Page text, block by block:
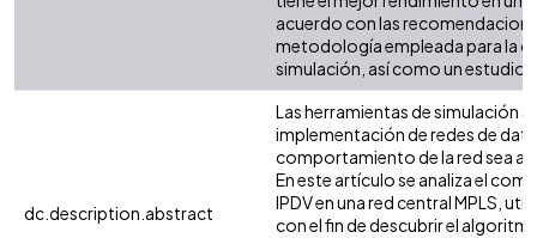
acuerdo con las
metodología empleada para la
simulación, así como un estudio
dc.description.abstract
Las herramientas de simulación
implementación de redes de
comportamiento de la red sea
En este artículo se analiza el
IPDV en una red central MPLS,
con el fin de descubrir el